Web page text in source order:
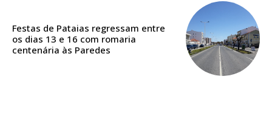
Festas de Pataias regressam entre
os dias 13 e 16 com romaria
centenária às Paredes